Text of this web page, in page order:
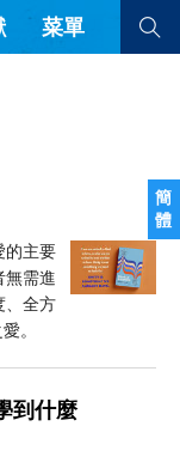
簡
體
菜單
道與神學
其他的模式
波斯語
的主要
無需進
、全方
。
到什麼